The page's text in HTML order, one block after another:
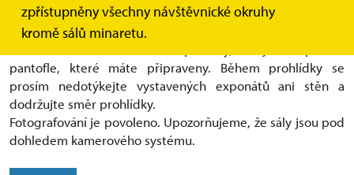
zpřístupněny všechny návštěvnické okruhy
kromě sálů minaretu.
Srdečně Vás vítáme v lednickém minaretu.
Za okamžik si projdete osm sálů v prvním patře. Abychom
pantofle, které máte připraveny. Během prohlídky se
prosím nedotýkejte vystavených exponátů ani stěn a
dodržujte směr prohlídky.
Fotografování je povoleno. Upozorňujeme, že sály jsou pod
dohledem kamerového systému.